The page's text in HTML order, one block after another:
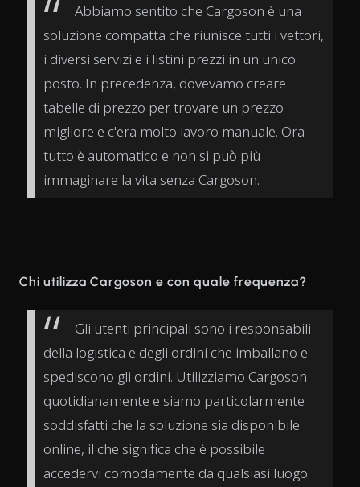
Abbiamo sentito che Cargoson è una
soluzione compatta che riunisce tutti i vettori,
i diversi servizi e i listini prezzi in un unico
posto. In precedenza, dovevamo creare
tabelle di prezzo per trovare un prezzo
migliore e c'era molto lavoro manuale. Ora
tutto è automatico e non si può più
immaginare la vita senza Cargoson.
Chi utilizza Cargoson e con quale frequenza?
Gli utenti principali sono i responsabili
della logistica e degli ordini che imballano e
spediscono gli ordini. Utilizziamo Cargoson
quotidianamente e siamo particolarmente
soddisfatti che la soluzione sia disponibile
online, il che significa che è possibile
accedervi comodamente da qualsiasi luogo.